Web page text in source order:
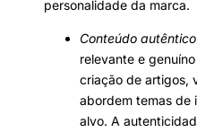
personalidade da marca.
Conteúdo autêntico
relevante e
criação de artigos,
abordem temas de
alvo. A